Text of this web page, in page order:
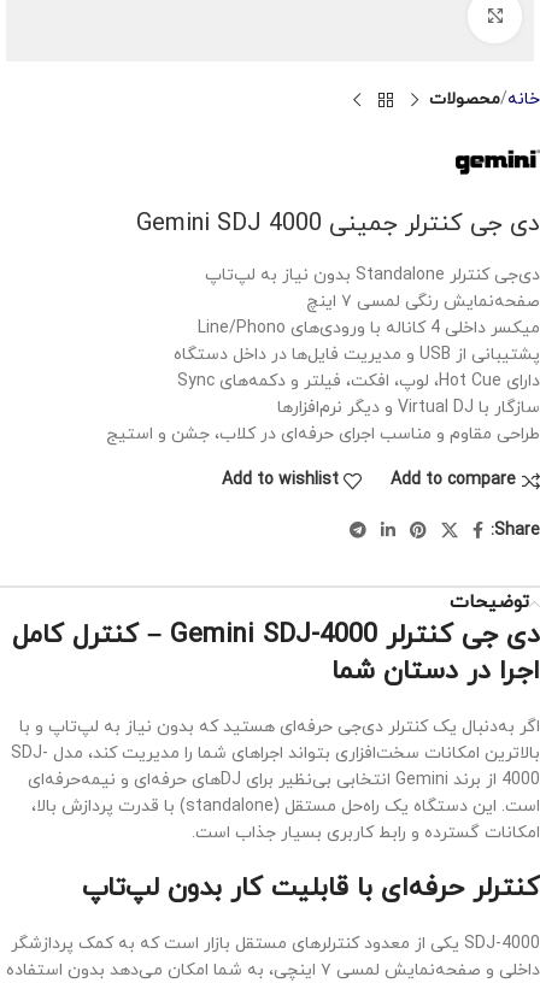
خانه محصولات
دی جی کنترلر جمینی Gemini SDJ 4000
دی‌جی کنترلر Standalone بدون نیاز به لپ‌تاپ
صفحه‌نمایش رنگی لمسی ۷ اینچ
میکسر داخلی 4 کاناله با ورودی‌های Line/Phono
پشتیبانی از USB و مدیریت فایل‌ها در داخل دستگاه
دارای Hot Cue، لوپ، افکت، فیلتر و دکمه‌های Sync
سازگار با Virtual DJ و دیگر نرم‌افزارها
طراحی مقاوم و مناسب اجرای حرفه‌ای در کلاب، جشن و استیج
Add to compare
Add to wishlist
Share:
توضیحات
دی جی کنترلر Gemini SDJ-4000 – کنترل کامل
اجرا در دستان شما
اگر به‌دنبال یک کنترلر دی‌جی حرفه‌ای هستید که بدون نیاز به لپ‌تاپ و با
بالاترین امکانات سخت‌افزاری بتواند اجراهای شما را مدیریت کند، مدل SDJ-
4000 از برند Gemini انتخابی بی‌نظیر برای DJهای حرفه‌ای و نیمه‌حرفه‌ای
است. این دستگاه یک راه‌حل مستقل (standalone) با قدرت پردازش بالا،
امکانات گسترده و رابط کاربری بسیار جذاب است.
کنترلر حرفه‌ای با قابلیت کار بدون لپ‌تاپ
SDJ-4000 یکی از معدود کنترلرهای مستقل بازار است که به کمک پردازشگر
داخلی و صفحه‌نمایش لمسی ۷ اینچی، به شما امکان می‌دهد بدون استفاده